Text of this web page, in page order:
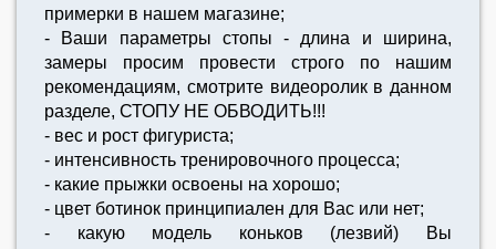
примерки в нашем магазине;
- Ваши параметры стопы - длина и ширина,
замеры просим провести строго по нашим
рекомендациям, смотрите видеоролик в данном
разделе, СТОПУ НЕ ОБВОДИТЬ!!!
- вес и рост фигуриста;
- интенсивность тренировочного процесса;
- какие прыжки освоены на хорошо;
- цвет ботинок принципиален для Вас или нет;
- какую модель коньков (лезвий) Вы